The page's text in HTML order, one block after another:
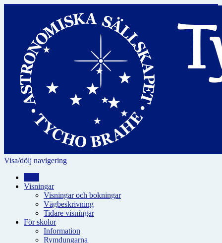
Visa/dölj navigering
Visningar
Visningar och bokningar
Vägbeskrivning
Tidare visningar
För skolor
Information
Rymdungarna